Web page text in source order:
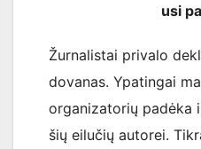
usi
Žurnalistai privalo
dovanas. Ypatingai
organizatorių padėka
šių eilučių autorei.